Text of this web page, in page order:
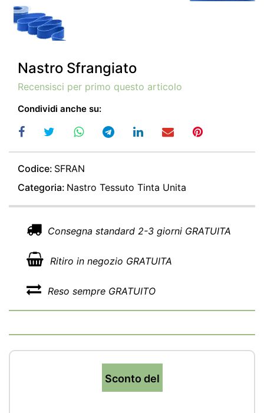
Nastro Sfrangiato
Recensisci per primo questo articolo
Condividi anche su:
Codice: SFRAN
Categoria: Nastro Tessuto Tinta Unita
Consegna standard 2-3 giorni GRATUITA
Ritiro in negozio GRATUITA
Reso sempre GRATUITO
Sconto del